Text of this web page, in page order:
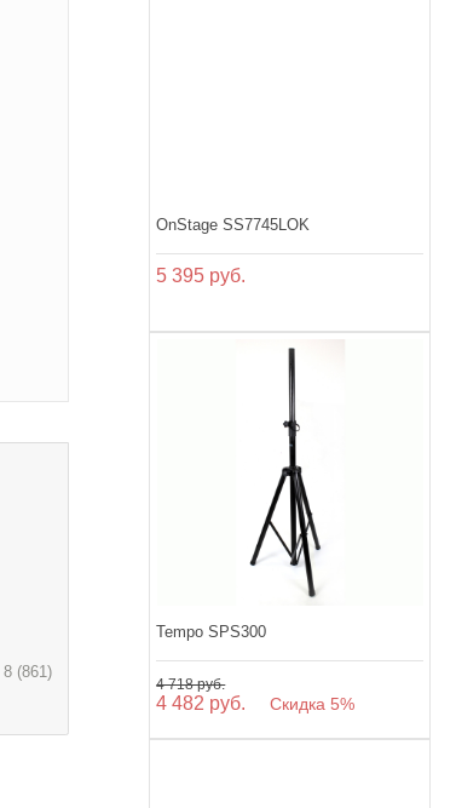
OnStage SS7745LOK
5 395 руб.
Tempo SPS300
4 718 руб.
4 482 руб. Скидка 5%
(861)